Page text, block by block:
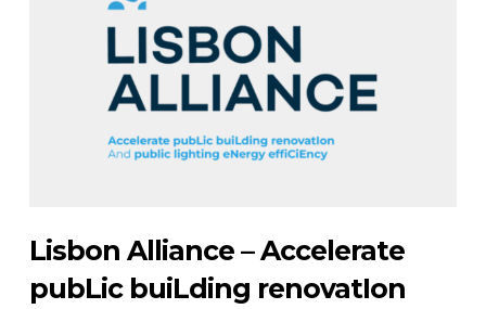
Lisbon Alliance – Accelerate
pubLic buiLding renovatIon